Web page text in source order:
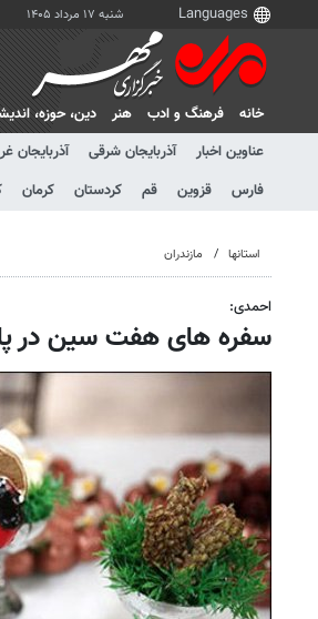
شنبه ۱۷ مرداد ۱۴۰۵
خانه فرهنگ و ادب هنر دين، حوزه،
عناوین اخبار
آذربایجان شرقی آذربایجان
فارس
قزوین قم کردستان کرمان
استانها مازندران
احمدی:
سفره های هفت سین در